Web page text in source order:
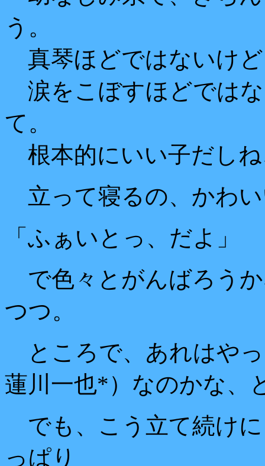
う。
真琴ほどではないけ
涙をこぼすほどでは
て。
根本的にいい子だし
立って寝るの、かわ
「ふぁいとっ、だよ」
で色々とがんばろう
つつ。
ところで、あれはや
蓮川一也*）なのかな、
でも、こう立て続け
っぱり